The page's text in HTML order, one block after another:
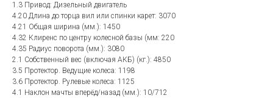
1.3 Привод: Дизельный двигатель
4.20 Длина до торца вил или спинки карет: 3070
4.21 Общая ширина (мм.): 1450
4.32 Клиренс по центру колесной базы (мм: 220
4.35 Радиус поворота (мм.): 3080
2.1 Собственный вес (включая АКБ) (кг.): 4850
3.5 Протектор. Ведущие колеса: 1198
3.6 Протектор. Рулевые колеса: 1125
4.1 Наклон мачты вперёд/назад (мм.): 10/712